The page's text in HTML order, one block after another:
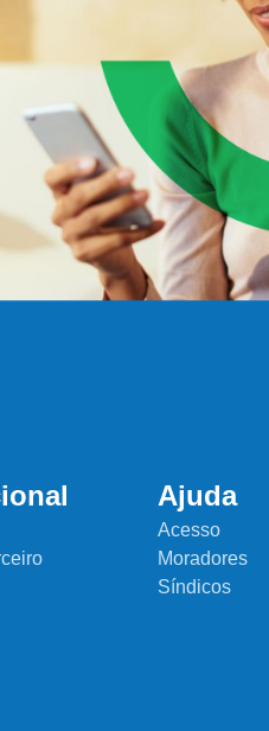
Ajuda
Acesso
Moradores
Síndicos